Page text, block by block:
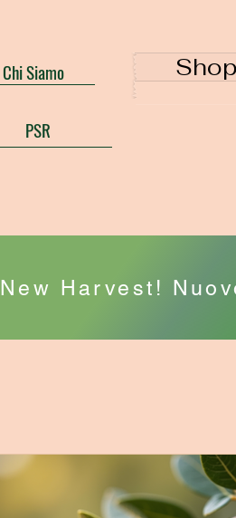
Chi Siamo Shop
PSR
New Harvest!